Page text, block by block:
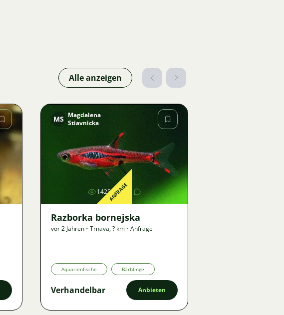
Alle anzeigen
Bild
MS Magdalena
Stiavnicka
1425ANFRAGE
Razborka bornejska
vor 2 Jahren • Trnava,? km • Anfrage
Aquarienfische Bärblinge
Verhandelbar Anbieten